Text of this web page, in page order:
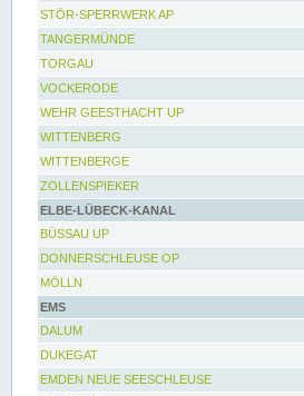
STÖR-SPERRWERK AP
TANGERMÜNDE
TORGAU
VOCKERODE
WEHR GEESTHACHT UP
WITTENBERG
WITTENBERGE
ZOLLENSPIEKER
ELBE-LÜBECK-KANAL
BÜSSAU UP
DONNERSCHLEUSE OP
MÖLLN
EMS
DALUM
DUKEGAT
EMDEN NEUE SEESCHLEUSE